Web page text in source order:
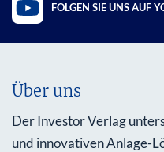
FOLGEN SIE UNS AUF
Über uns
Der Investor Verlag
und innovativen Anlage-